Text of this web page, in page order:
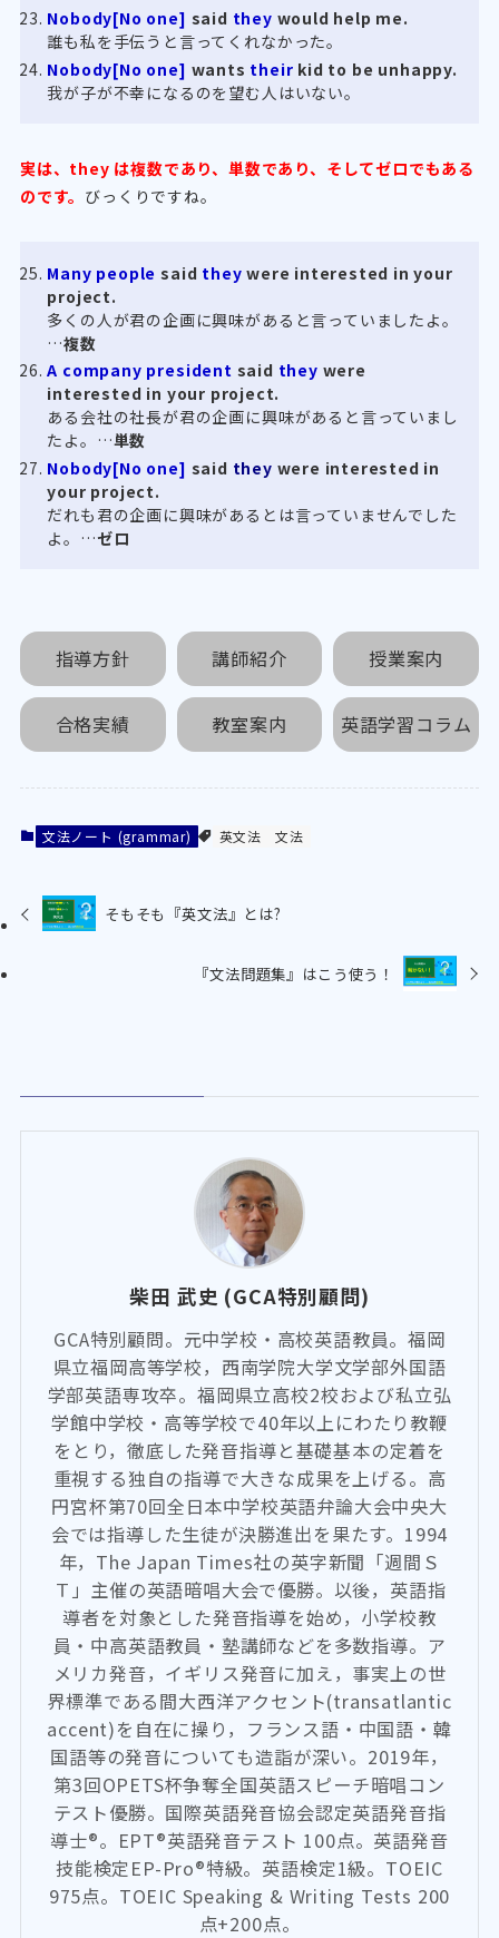
Nobody[No one] said they would help me.
誰も私を手伝うと言ってくれなかった。
Nobody[No one] wants their kid to be unhappy.
我が子が不幸になるのを望む人はいない。
実は、they は複数であり、単数であり、そしてゼロでもある
のです。 びっくりですね。
Many people said they were interested in your
project.
多くの人が君の企画に興味があると言っていましたよ。
…複数
A company president said they were
interested in your project.
ある会社の社長が君の企画に興味があると言っていまし
たよ。…単数
Nobody[No one] said they were interested in
your project.
だれも君の企画に興味があるとは言っていませんでした
よ。…ゼロ
指導方針 講師紹介 授業案内
合格実績 教室案内 英語学習コラム
文法ノート (grammar) 英文法 文法
そもそも『英文法』とは?
『文法問題集』はこう使う！
柴田 武史 (GCA特別顧問)
GCA特別顧問。元中学校・高校英語教員。福岡
県立福岡高等学校，西南学院大学文学部外国語
学部英語専攻卒。福岡県立高校2校および私立弘
学館中学校・高等学校で40年以上にわたり教鞭
をとり，徹底した発音指導と基礎基本の定着を
重視する独自の指導で大きな成果を上げる。高
円宮杯第70回全日本中学校英語弁論大会中央大
会では指導した生徒が決勝進出を果たす。1994
年，The Japan Times社の英字新聞「週間Ｓ
Ｔ」主催の英語暗唱大会で優勝。以後，英語指
導者を対象とした発音指導を始め，小学校教
員・中高英語教員・塾講師などを多数指導。ア
メリカ発音，イギリス発音に加え，事実上の世
界標準である間大西洋アクセント(transatlantic
accent)を自在に操り，フランス語・中国語・韓
国語等の発音についても造詣が深い。2019年，
第3回OPETS杯争奪全国英語スピーチ暗唱コン
テスト優勝。国際英語発音協会認定英語発音指
導士®。EPT®英語発音テスト 100点。英語発音
技能検定EP-Pro®特級。英語検定1級。TOEIC
975点。TOEIC Speaking & Writing Tests 200
点+200点。